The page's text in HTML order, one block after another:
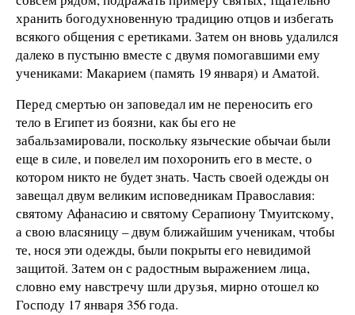
хранить богодухновенную традицию отцов и избегать
всякого общения с еретиками. Затем он вновь удалился
далеко в пустыню вместе с двумя помогавшими ему
учениками: Макарием (память 19 января) и Аматой.
Перед смертью он заповедал им не переносить его
тело в Египет из боязни, как бы его не
забальзамировали, поскольку языческие обычаи были
еще в силе, и повелел им похоронить его в месте, о
котором никто не будет знать. Часть своей одежды он
завещал двум великим исповедникам Православия:
святому Афанасию и святому Серапиону Тмуитскому,
а свою власяницу – двум ближайшим ученикам, чтобы
те, нося эти одежды, были покрыты его невидимой
защитой. Затем он с радостным выражением лица,
словно ему навстречу шли друзья, мирно отошел ко
Господу 17 января 356 года.